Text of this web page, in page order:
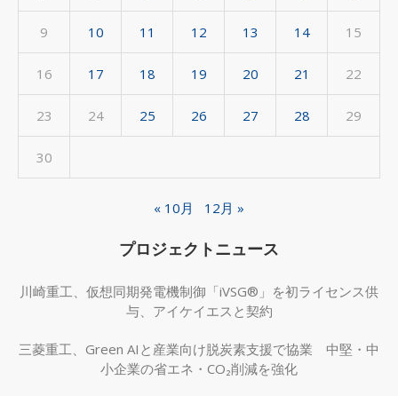
9 10 11 12 13 14 15
16 17 18 19 20 21 22
23 24 25 26 27 28 29
30
« 10月 12月 »
プロジェクトニュース
川崎重工、仮想同期発電機制御「iVSG®」を初ライセンス供
与、アイケイエスと契約
三菱重工、Green AIと産業向け脱炭素支援で協業 中堅・中
小企業の省エネ・CO₂削減を強化